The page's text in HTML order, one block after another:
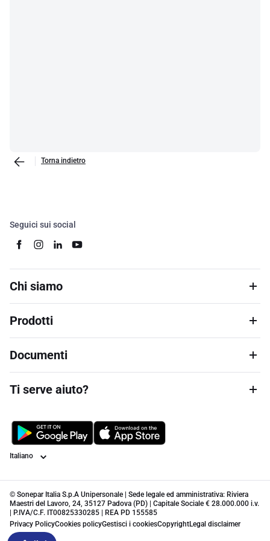
Torna indietro
Seguici sui social
Chi siamo
Prodotti
Documenti
Ti serve aiuto?
Lingua
© Sonepar Italia S.p.A Unipersonale | Sede legale ed amministrativa: Riviera
Maestri del Lavoro, 24, 35127 Padova (PD) | Capitale Sociale € 28.000.000 i.v.
| P.IVA/C.F. IT00825330285 | REA PD 155585
Privacy PolicyCookies policyGestisci i cookiesCopyrightLegal disclaimer